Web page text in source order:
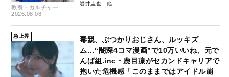
教養・カルチャー
2026.08.08
岩井圭也
急上昇
毒親、ぶつかりおじさん、ルッキズ
ム…“闇深4コマ漫画”で10万いいね、元で
んぱ組.inc・鹿目凛がセカンドキャリアで
抱いた危機感「このままではアイドル崩